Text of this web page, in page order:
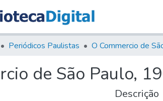
Periódicos Paulistas O Commercio de
de São Paulo,
Descrição